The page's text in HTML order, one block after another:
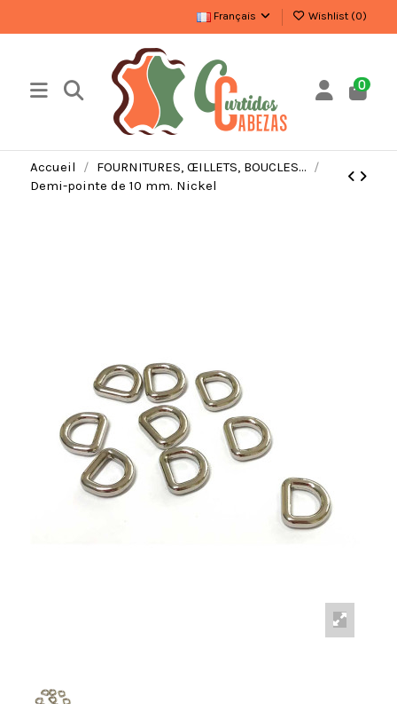
Français Wishlist (0)
0
Accueil
FOURNITURES, ŒILLETS, BOUCLES…
Demi-pointe de 10 mm. Nickel